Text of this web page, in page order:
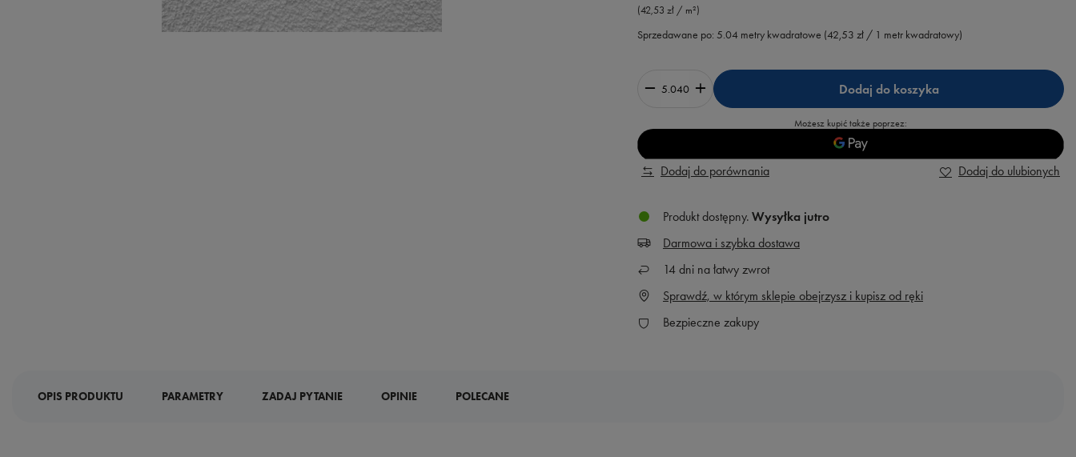
(42,53 zł / m²)
Sprzedawane po: 5.04 metry kwadratowe (42,53 zł / 1 metr kwadratowy)
Dodaj do koszyka
Możesz kupić także poprzez:
Dodaj do porównania Dodaj do ulubionych
Produkt dostępny Wysyłka jutro
Darmowa i szybka dostawa
14 dni na łatwy zwrot
Sprawdź, w którym sklepie obejrzysz i kupisz od ręki
Bezpieczne zakupy
OPIS PRODUKTU PARAMETRY ZADAJ PYTANIE OPINIE POLECANE